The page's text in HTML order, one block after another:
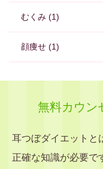
むくみ (1)
顔痩せ (1)
無料カウン
耳つぼダイエットと
正確な知識が必要で